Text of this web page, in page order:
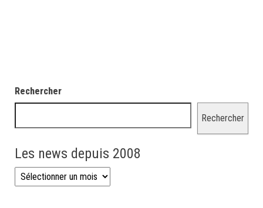
Rechercher
Rechercher
Les news depuis 2008
Les news depuis 2008